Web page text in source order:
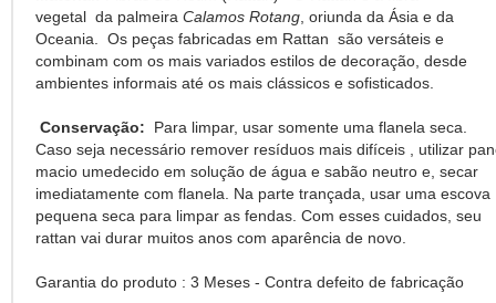
vegetal da palmeira Calamos Rotang , oriunda da Ásia e da
Oceania. Os peças fabricadas em Rattan são versáteis e
combinam com os mais variados estilos de decoração, desde
ambientes informais até os mais clássicos e sofisticados.
Conservação: Para limpar, usar somente uma flanela seca.
Caso seja necessário remover resíduos mais difíceis , utilizar
macio umedecido em solução de água e sabão neutro e, secar
imediatamente com flanela. Na parte trançada, usar uma escova
pequena seca para limpar as fendas. Com esses cuidados, seu
rattan vai durar muitos anos com aparência de novo.
Garantia do produto : 3 Meses - Contra defeito de fabricação